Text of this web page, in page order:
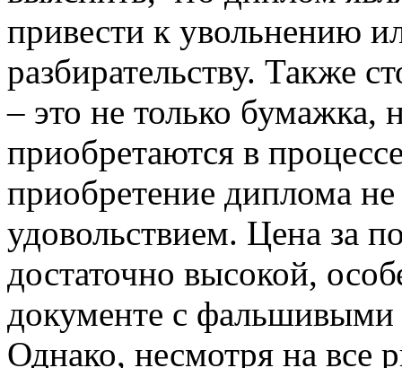
привести к увольнению
разбирательству. Также
– это не только бумажка,
приобретаются в
приобретение диплома
удовольствием. Цена за
достаточно высокой,
документе с
Однако, несмотря на все